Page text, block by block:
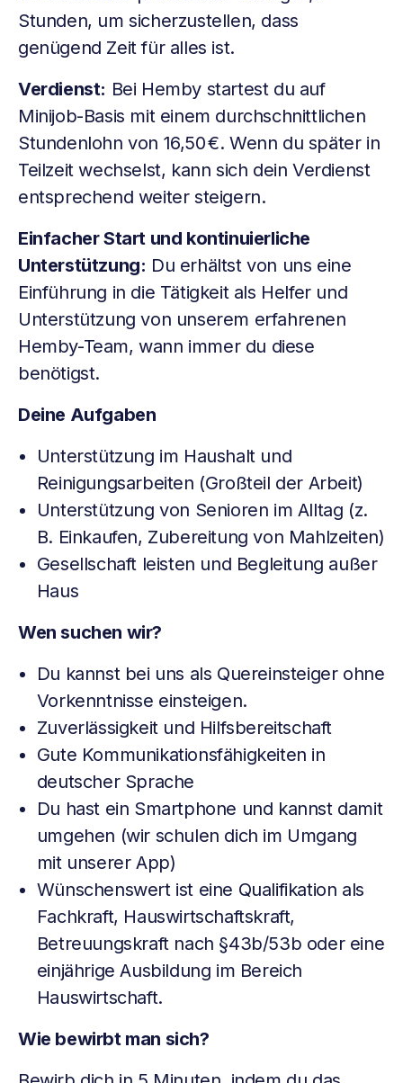
Stunden, um sicherzustellen, dass
genügend Zeit für alles ist.
Verdienst: Bei Hemby startest du auf
Minijob-Basis mit einem durchschnittlichen
Stundenlohn von 16,50 €. Wenn du später in
Teilzeit wechselst, kann sich dein Verdienst
entsprechend weiter steigern.
Einfacher Start und kontinuierliche
Unterstützung: Du erhältst von uns eine
Einführung in die Tätigkeit als Helfer und
Unterstützung von unserem erfahrenen
Hemby-Team, wann immer du diese
benötigst.
Deine Aufgaben
Unterstützung im Haushalt und
Reinigungsarbeiten (Großteil der Arbeit)
Unterstützung von Senioren im Alltag (z.
B. Einkaufen, Zubereitung von Mahlzeiten)
Gesellschaft leisten und Begleitung außer
Haus
Wen suchen wir?
Du kannst bei uns als Quereinsteiger ohne
Vorkenntnisse einsteigen.
Zuverlässigkeit und Hilfsbereitschaft
Gute Kommunikationsfähigkeiten in
deutscher Sprache
Du hast ein Smartphone und kannst damit
umgehen (wir schulen dich im Umgang
mit unserer App)
Wünschenswert ist eine Qualifikation als
Fachkraft, Hauswirtschaftskraft,
Betreuungskraft nach §43b/53b oder eine
einjährige Ausbildung im Bereich
Hauswirtschaft.
Wie bewirbt man sich?